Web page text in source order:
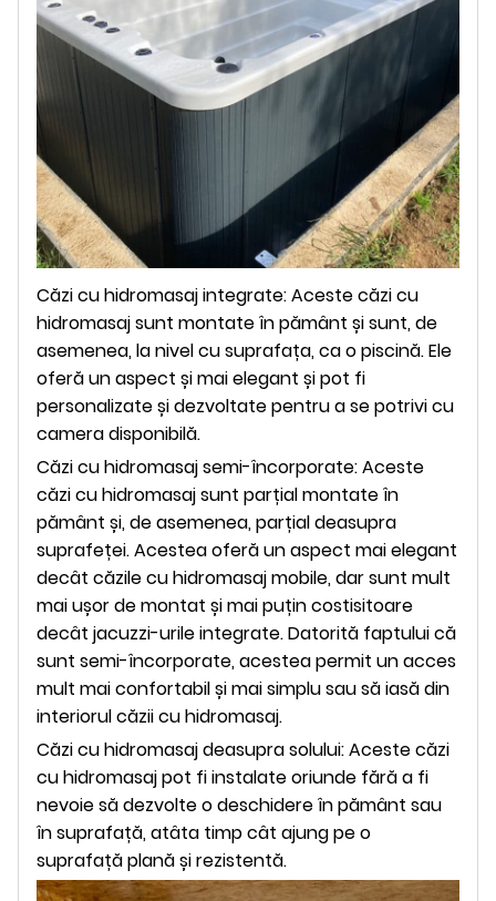
Căzi cu hidromasaj integrate: Aceste căzi cu
hidromasaj sunt montate în pământ și sunt, de
asemenea, la nivel cu suprafața, ca o piscină. Ele
oferă un aspect și mai elegant și pot fi
personalizate și dezvoltate pentru a se potrivi cu
camera disponibilă.
Căzi cu hidromasaj semi-încorporate: Aceste
căzi cu hidromasaj sunt parțial montate în
pământ și, de asemenea, parțial deasupra
suprafeței. Acestea oferă un aspect mai elegant
decât căzile cu hidromasaj mobile, dar sunt mult
mai ușor de montat și mai puțin costisitoare
decât jacuzzi-urile integrate. Datorită faptului că
sunt semi-încorporate, acestea permit un acces
mult mai confortabil și mai simplu sau să iasă din
interiorul căzii cu hidromasaj.
Căzi cu hidromasaj deasupra solului: Aceste căzi
cu hidromasaj pot fi instalate oriunde fără a fi
nevoie să dezvolte o deschidere în pământ sau
în suprafață, atâta timp cât ajung pe o
suprafață plană și rezistentă.